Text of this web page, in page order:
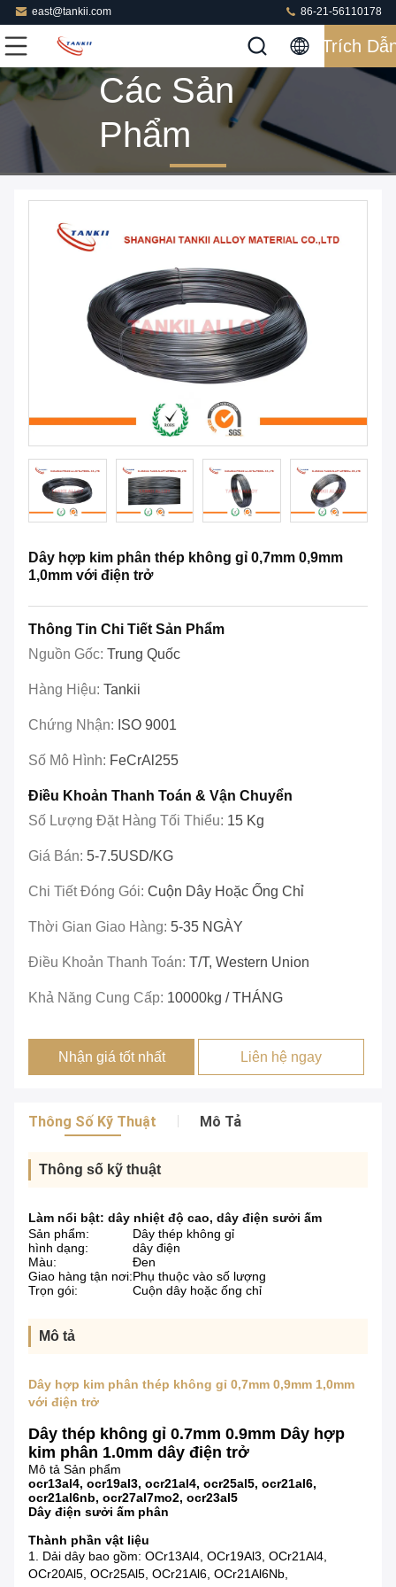
east@tankii.com 86-21-56110178
Trích
Các Sản
Phẩm
Dây hợp kim phân thép không gỉ 0,7mm 0,9mm
1,0mm với điện trở
Thông Tin Chi Tiết Sản Phẩm
Nguồn Gốc: Trung Quốc
Hàng Hiệu: Tankii
Chứng Nhận: ISO 9001
Số Mô Hình: FeCrAl255
Điều Khoản Thanh Toán & Vận Chuyển
Số Lượng Đặt Hàng Tối Thiểu: 15 Kg
Giá Bán: 5-7.5USD/KG
Chi Tiết Đóng Gói: Cuộn Dây Hoặc Ống Chỉ
Thời Gian Giao Hàng: 5-35 NGÀY
Điều Khoản Thanh Toán: T/T, Western Union
Khả Năng Cung Cấp: 10000kg / THÁNG
Nhận giá tốt nhất Liên hệ ngay
Thông Số Kỹ Thuật Mô Tả
Thông số kỹ thuật
Làm nổi bật: dây nhiệt độ cao, dây điện sưởi ấm
Sản phẩm:
Dây thép không gỉ
hình dạng:
dây điện
Màu:
Đen
Giao hàng tận nơi:Phụ thuộc vào số lượng
Trọn gói:
Cuộn dây hoặc ống chỉ
Mô tả
Dây hợp kim phân thép không gỉ 0,7mm 0,9mm 1,0mm
với điện trở
Dây thép không gỉ 0.7mm 0.9mm Dây hợp
kim phân 1.0mm dây điện trở
Mô tả Sản phẩm
ocr13al4, ocr19al3, ocr21al4, ocr25al5, ocr21al6,
ocr21al6nb, ocr27al7mo2, ocr23al5
Dây điện sưởi ấm phân
Thành phần vật liệu
1. Dải dây bao gồm: OCr13Al4, OCr19Al3, OCr21Al4,
OCr20Al5, OCr25Al5, OCr21Al6, OCr21Al6Nb,